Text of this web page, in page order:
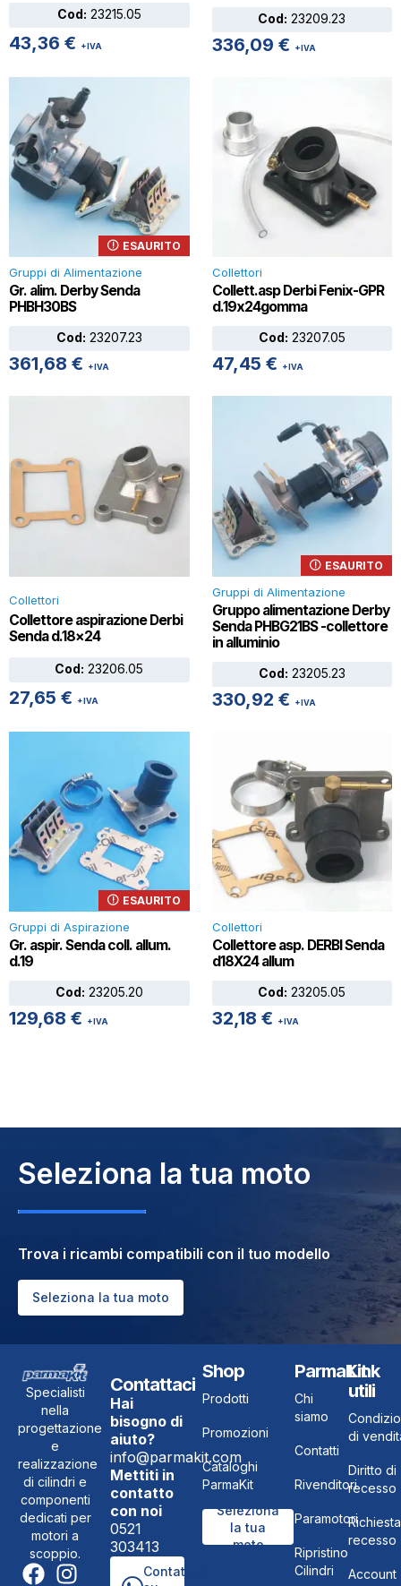
Cod: 23215.05
43,36 € +IVA
Cod: 23209.23
336,09 € +IVA
Gruppi di Alimentazione
Gr. alim. Derby Senda
PHBH30BS
Cod: 23207.23
361,68 € +IVA
ESAURITO
Collettori
Collett.asp Derbi Fenix-GPR
d.19x24gomma
Cod: 23207.05
47,45 € +IVA
Collettori
Collettore aspirazione Derbi
Senda d.18×24
Cod: 23206.05
27,65 € +IVA
Gruppi di Alimentazione
Gruppo alimentazione Derby
Senda PHBG21BS -collettore
in alluminio
Cod: 23205.23
330,92 € +IVA
ESAURITO
Gruppi di Aspirazione
Gr. aspir. Senda coll. allum.
d.19
Cod: 23205.20
129,68 € +IVA
ESAURITO
Collettori
Collettore asp. DERBI Senda
d18X24 allum
Cod: 23205.05
32,18 € +IVA
Seleziona la tua moto
Trova i ricambi compatibili con il tuo modello
Seleziona la tua moto
Specialisti
nella
progettazione
e
realizzazione
di cilindri e
componenti
dedicati per
motori a
scoppio.
Contattaci
Hai
bisogno di
aiuto?
info@parmakit.com
Mettiti in
contatto
con noi
0521
303413
Contattaci
Shop
Prodotti
Promozioni
Cataloghi
ParmaKit
Seleziona
la tua
moto
ParmaKit
Chi
siamo
Contatti
Rivenditori
Paramotori
Ripristino
Cilindri
Link
utili
di
Diritto di
recesso
Richiesta
recesso
Account